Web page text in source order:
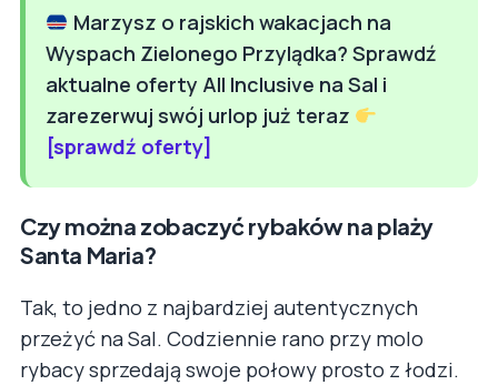
Marzysz o rajskich wakacjach na
Wyspach Zielonego Przylądka? Sprawdź
aktualne oferty All Inclusive na Sal i
zarezerwuj swój urlop już teraz
[sprawdź oferty]
Czy można zobaczyć rybaków na plaży
Santa Maria?
Tak, to jedno z najbardziej autentycznych
przeżyć na Sal. Codziennie rano przy molo
rybacy sprzedają swoje połowy prosto z łodzi.